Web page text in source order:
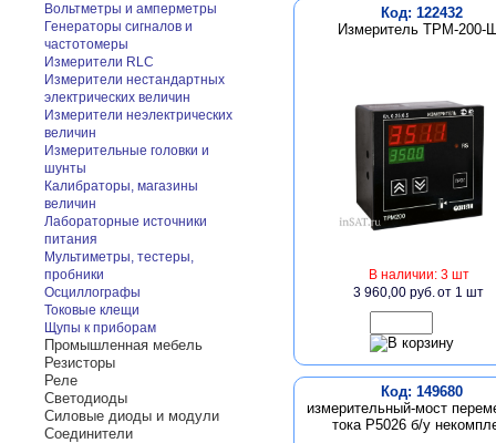
Вольтметры и амперметры
Генераторы сигналов и
частотомеры
Измерители RLC
Измерители нестандартных
электрических величин
Измерители неэлектрических
величин
Измерительные головки и
шунты
Калибраторы, магазины
величин
Лабораторные источники
питания
Мультиметры, тестеры,
пробники
Осциллографы
Токовые клещи
Щупы к приборам
Промышленная мебель
Резисторы
Реле
Светодиоды
Силовые диоды и модули
Соединители
Код: 122432
Измеритель ТРМ-200-
В наличии: 3 шт
3 960,00 руб.от 1 шт
Код: 149680
измерительный-мост
тока Р5026 б/у